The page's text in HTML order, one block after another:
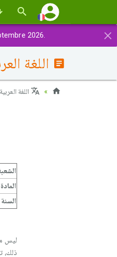
×
2026.
اللغة العربية
اللغة
المادة
السنة
ليس
ذلك،